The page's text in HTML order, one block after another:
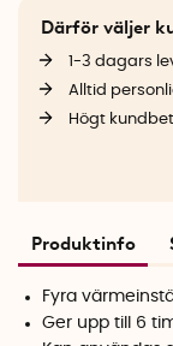
Därför väljer
1-3 dagars
Alltid
Högt
Produktinfo
Fyra
Ger upp till 6